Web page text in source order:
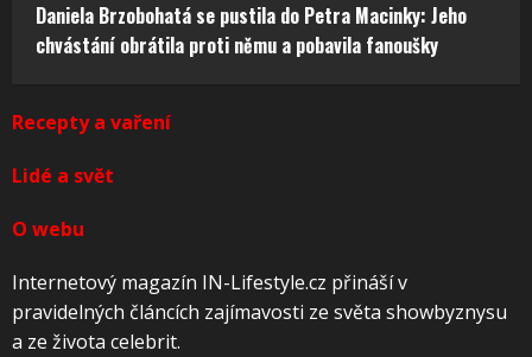
Daniela Brzobohatá se pustila do Petra Macinky: Jeho
chvástání obrátila proti němu a pobavila fanoušky
Recepty a vaření
Lidé a svět
O webu
Internetový magazín IN-Lifestyle.cz přináší v
pravidelných článcích zajímavosti ze světa showbyznysu
a ze života celebrit.